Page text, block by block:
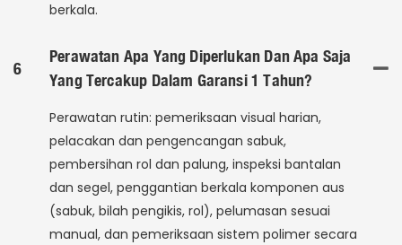
berkala.
6
Perawatan Apa Yang Diperlukan Dan Apa Saja
Yang Tercakup Dalam Garansi 1 Tahun?
Perawatan rutin: pemeriksaan visual harian,
pelacakan dan pengencangan sabuk,
pembersihan rol dan palung, inspeksi bantalan
dan segel, penggantian berkala komponen aus
(sabuk, bilah pengikis, rol), pelumasan sesuai
manual, dan pemeriksaan sistem polimer secara